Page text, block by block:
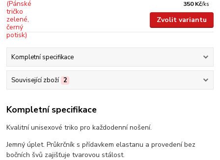
350 Kč/ks
Zvolit variantu
Kompletní specifikace
Související zboží 2
Kompletní specifikace
Kvalitní unisexové triko pro každodenní nošení.
Jemný úplet. Průkrčník s přídavkem elastanu a provedení bez
bočních švů zajišťuje tvarovou stálost.